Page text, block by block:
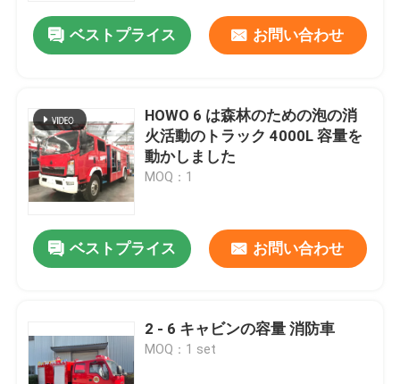
ベストプライス お問い合わせ
HOWO 6 は森林のための泡の消
火活動のトラック 4000L 容量を
動かしました
MOQ：1
ベストプライス お問い合わせ
2 - 6 キャビンの容量 消防車
MOQ：1 set